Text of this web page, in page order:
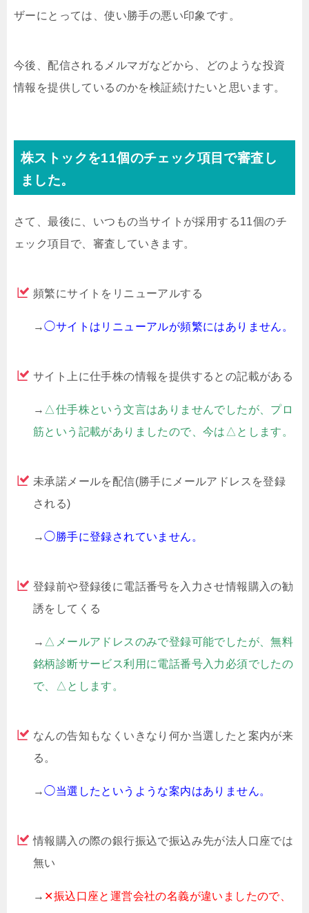
ザーにとっては、使い勝手の悪い印象です。
今後、配信されるメルマガなどから、どのような投資
情報を提供しているのかを検証続けたいと思います。
株ストックを11個のチェック項目で審査し
ました。
さて、最後に、いつもの当サイトが採用する11個のチ
ェック項目で、審査していきます。
頻繁にサイトをリニューアルする
→◯サイトはリニューアルが頻繁にはありません。
サイト上に仕手株の情報を提供するとの記載がある
→ △仕手株という文言はありませんでしたが、プロ
筋という記載がありましたので、今は△とします。
未承諾メールを配信(勝手にメールアドレスを登録
される)
→◯勝手に登録されていません。
登録前や登録後に電話番号を入力させ情報購入の勧
誘をしてくる
→ △メールアドレスのみで登録可能でしたが、無料
銘柄診断サービス利用に電話番号入力必須でしたの
で、△とします。
なんの告知もなくいきなり何か当選したと案内が来
る。
→◯当選したというような案内はありません。
情報購入の際の銀行振込で振込み先が法人口座では
無い
→ ✕振込口座と運営会社の名義が違いましたので、